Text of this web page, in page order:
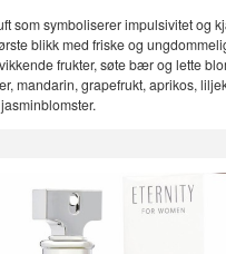
som symboliserer impulsivitet og
blikk med friske og
frukter, søte bær og lette
mandarin, grapefrukt, aprikos,